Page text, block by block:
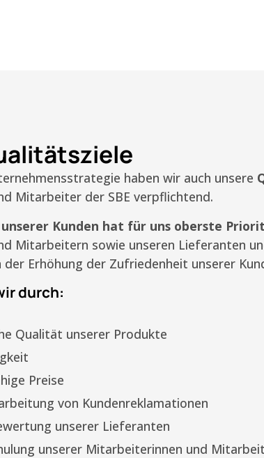
haben wir auch unsere
Mitarbeiter der SBE verpflichtend.
Kunden hat für uns oberste
Mitarbeitern sowie unseren Lieferanten
der Erhöhung der Zufriedenheit unserer
durch:
Qualität unserer Produkte
Preise
von Kundenreklamationen
unserer Lieferanten
unserer Mitarbeiterinnen und